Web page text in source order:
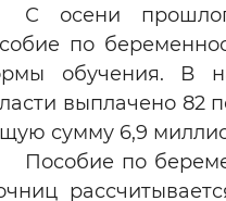
С осени
по
обучения. В
выплачено 82
сумму 6,9
Пособие по